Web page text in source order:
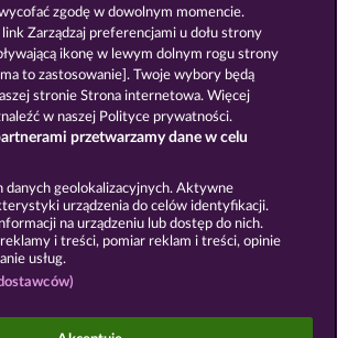
JUICY JESTER
Polityka prywatności
Firma FAQ Facebook
wniosek o wypłatę
mają przeznaczenie czysto
zgodę w dowolnym momencie.
Zarządzaj preferencjami u dołu strony
ikonę w lewym dolnym rogu strony
to zastosowanie]. Twoje wybory będą
stronie Strona internetowa. Więcej
w naszej Polityce prywatności.
przetwarzamy dane w celu
danych geolokalizacyjnych. Aktywne
urządzenia do celów identyfikacji.
na urządzeniu lub dostęp do nich.
i treści, pomiar reklam i treści, opinie
usług.